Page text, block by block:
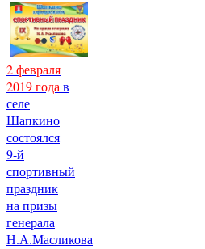
2 февраля
2019 годав
селе
Шапкино
состоялся
9-й
спортивный
праздник
на призы
генерала
Н.А.Масликова